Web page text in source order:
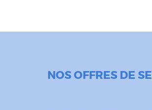
NOS OFFRES DE